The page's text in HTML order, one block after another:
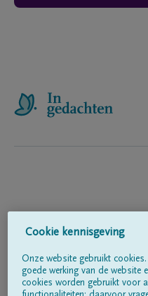
Volg ons op
Cookie kennisgeving
Onze website gebruikt
goede werking van de website
cookies worden gebruikt voor